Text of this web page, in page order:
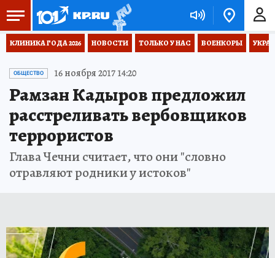
КЛИНИКА ГОДА 2026 НОВОСТИ ТОЛЬКО У НАС ВОЕНКОРЫ
ОБЩЕСТВО 16 ноября 2017 14:20
Рамзан Кадыров предложил
расстреливать вербовщиков
террористов
Глава Чечни считает, что они "словно
отравляют родники у истоков"